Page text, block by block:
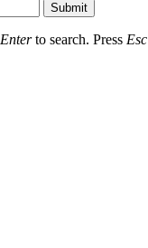
Submit
Enterto search. Press Esc